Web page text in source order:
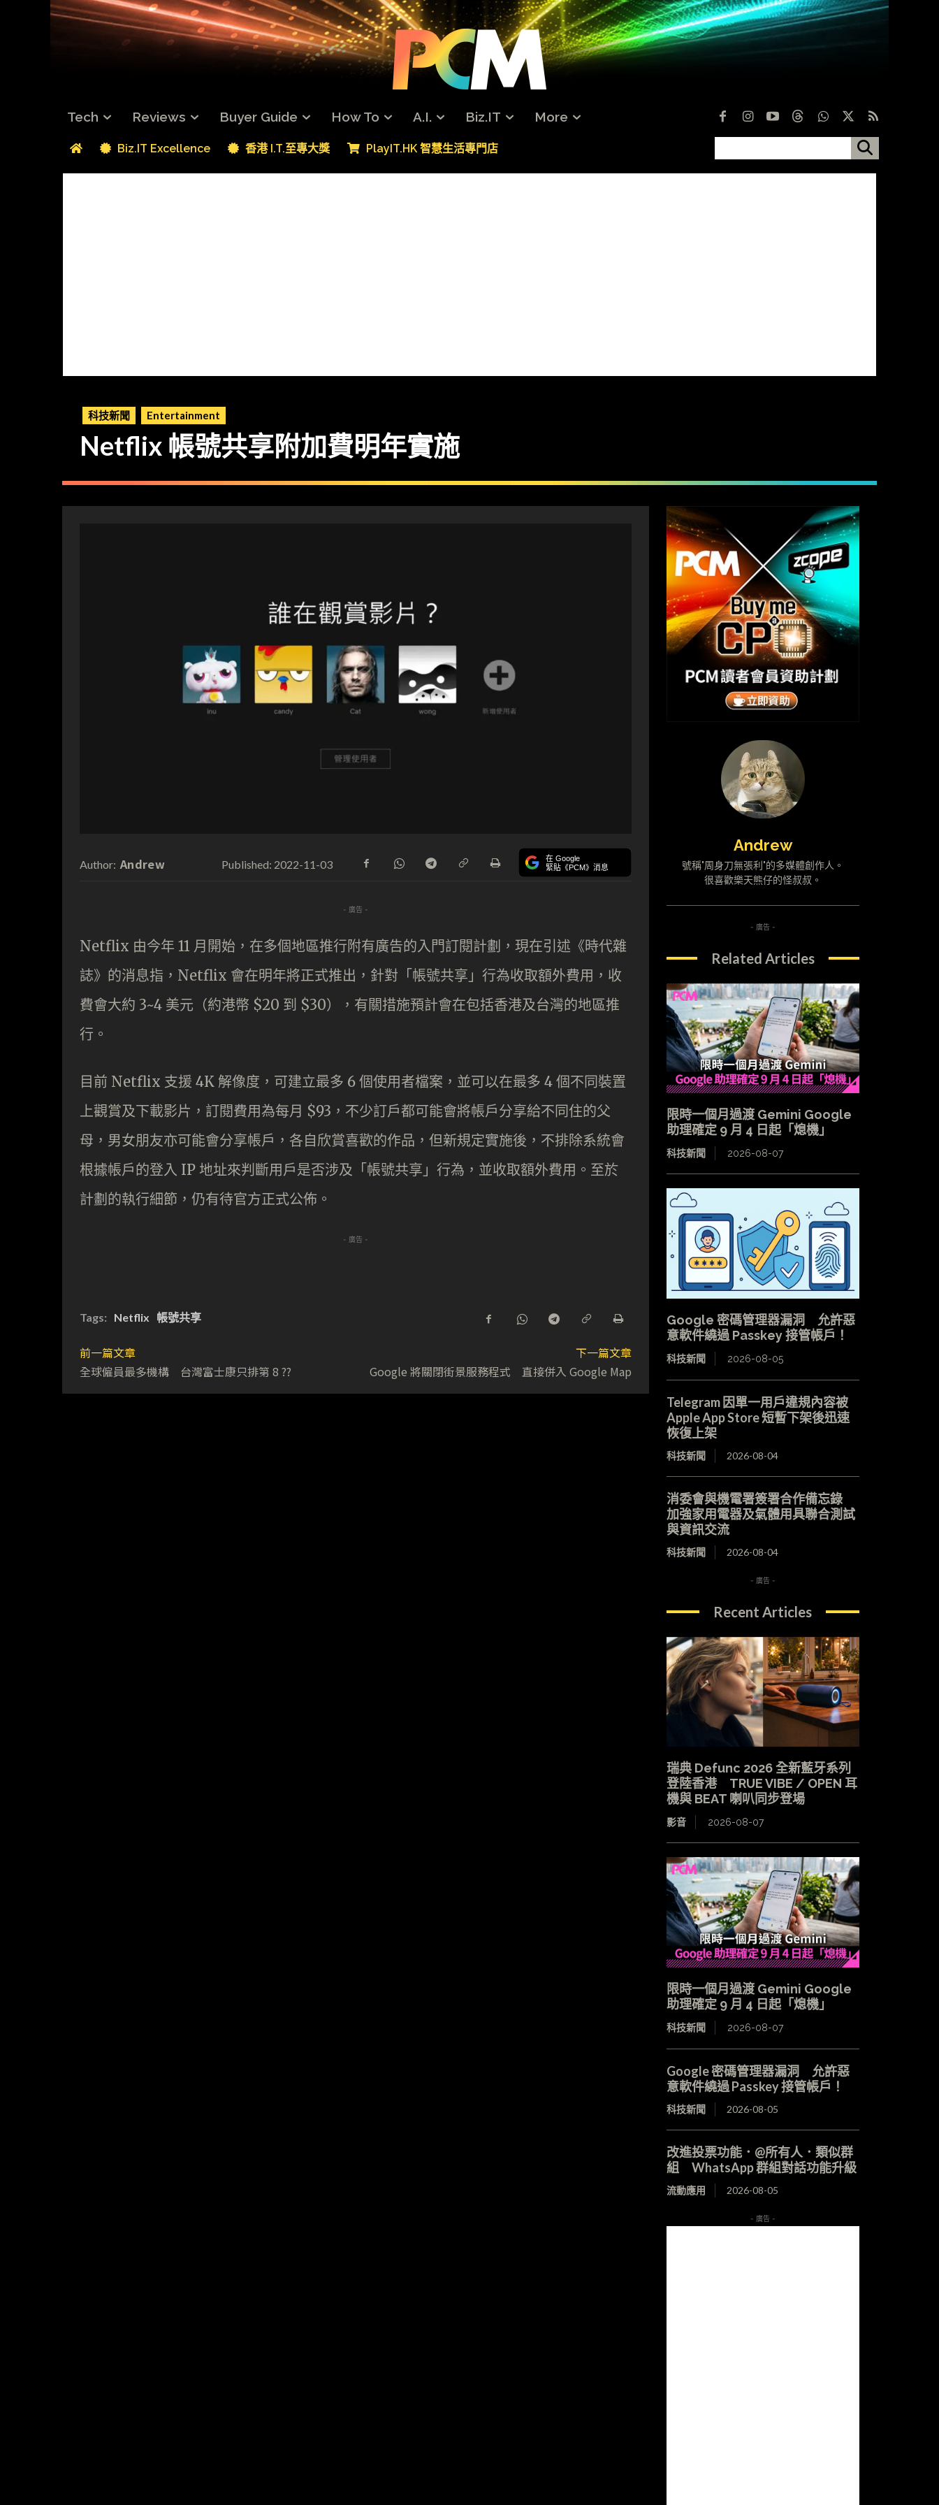
Tech Reviews Buyer Guide How To A.I. Biz.IT More
Biz.IT Excellence 香港 I.T.至專大獎 PlayIT.HK 智慧生活專門店
科技新聞 Entertainment
Netflix 帳號共享附加費明年實施
Author: Andrew Published: 2022-11-03 在 Google
緊貼《PCM》消息
- 廣告 -
Netflix 由今年 11 月開始，在多個地區推行附有廣告的入門訂閱計劃，現在引述《時代雜
誌》的消息指，Netflix 會在明年將正式推出，針對「帳號共享」行為收取額外費用，收
費會大約 3~4 美元（約港幣 $20 到 $30），有關措施預計會在包括香港及台灣的地區推
行。
目前 Netflix 支援 4K 解像度，可建立最多 6 個使用者檔案，並可以在最多 4 個不同裝置
上觀賞及下載影片，訂閱費用為每月 $93，不少訂戶都可能會將帳戶分享給不同住的父
母，男女朋友亦可能會分享帳戶，各自欣賞喜歡的作品，但新規定實施後，不排除系統會
根據帳戶的登入 IP 地址來判斷用戶是否涉及「帳號共享」行為，並收取額外費用。至於
計劃的執行細節，仍有待官方正式公佈。
- 廣告 -
Tags: Netflix 帳號共享
前一篇文章
全球僱員最多機構 台灣富士康只排第 8 ??
下一篇文章
Google 將關閉街景服務程式 直接併入 Google Map
Andrew
號稱"周身刀無張利"的多媒體創作人。
很喜歡樂天熊仔的怪叔叔。
- 廣告 -
Related Articles
限時一個月過渡 Gemini Google
助理確定 9 月 4 日起「熄機」
科技新聞 2026-08-07
Google 密碼管理器漏洞 允許惡
意軟件繞過 Passkey 接管帳戶！
科技新聞 2026-08-05
Telegram 因單一用戶違規內容被
Apple App Store 短暫下架後迅速
恢復上架
科技新聞 2026-08-04
消委會與機電署簽署合作備忘錄
加強家用電器及氣體用具聯合測試
與資訊交流
科技新聞 2026-08-04
- 廣告 -
Recent Articles
瑞典 Defunc 2026 全新藍牙系列
登陸香港 TRUE VIBE / OPEN 耳
機與 BEAT 喇叭同步登場
影音 2026-08-07
限時一個月過渡 Gemini Google
助理確定 9 月 4 日起「熄機」
科技新聞 2026-08-07
Google 密碼管理器漏洞 允許惡
意軟件繞過 Passkey 接管帳戶！
科技新聞 2026-08-05
改進投票功能．@所有人．類似群
組 WhatsApp 群組對話功能升級
流動應用 2026-08-05
- 廣告 -